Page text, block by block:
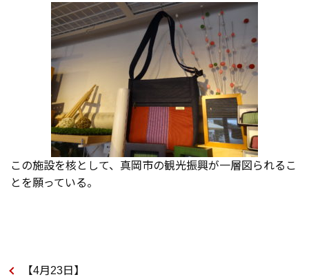
この施設を核として、真岡市の観光振興が一層図られるこ
とを願っている。
【4月23日】